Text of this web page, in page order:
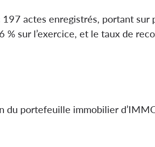
actes enregistrés, portant sur
% sur l’exercice, et le taux de
du portefeuille immobilier